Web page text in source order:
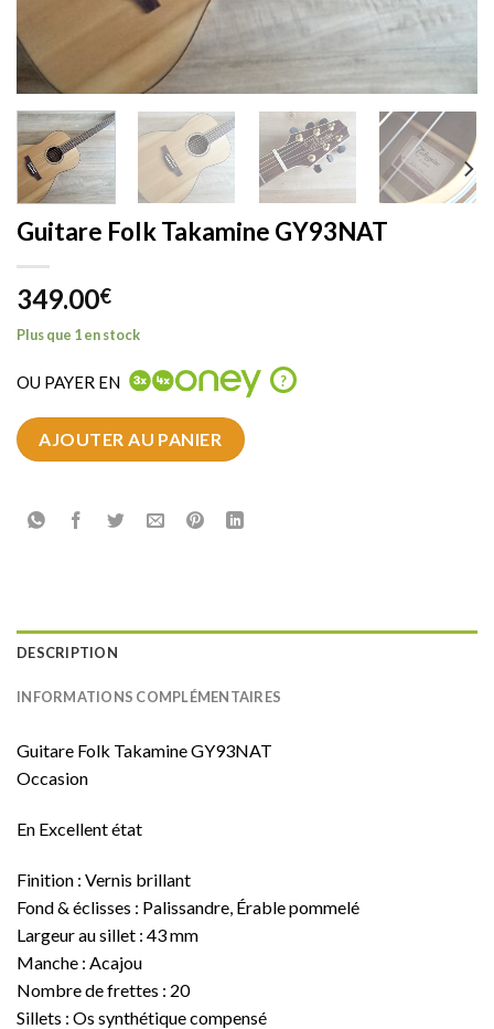
Guitare Folk Takamine GY93NAT
349.00€
Plus que 1 en stock
OU PAYER EN ?
AJOUTER AU PANIER
DESCRIPTION
INFORMATIONS COMPLÉMENTAIRES
Guitare Folk Takamine GY93NAT
Occasion
En Excellent état
Finition : Vernis brillant
Fond & éclisses : Palissandre, Érable pommelé
Largeur au sillet : 43 mm
Manche : Acajou
Nombre de frettes : 20
Sillets : Os synthétique compensé